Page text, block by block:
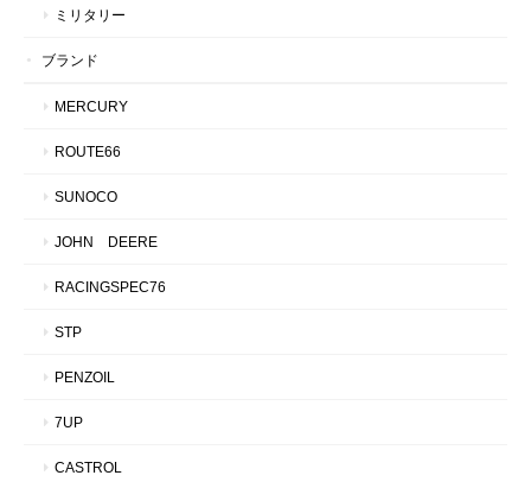
ミリタリー
ブランド
MERCURY
ROUTE66
SUNOCO
JOHN DEERE
RACINGSPEC76
STP
PENZOIL
7UP
CASTROL